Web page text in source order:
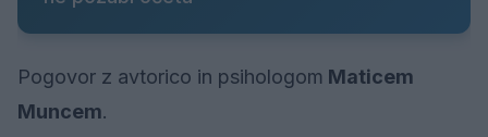
Pogovor z avtorico in psihologom Maticem
Muncem.